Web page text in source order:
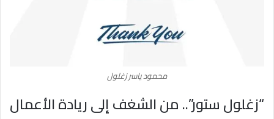
محمود ياسر زغلول
“زغلول ستور”.. من الشغف إلى ريادة الأعمال